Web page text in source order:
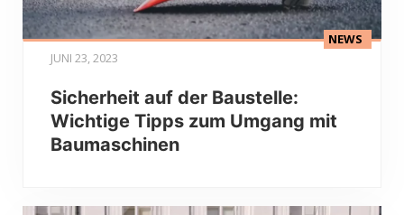
JUNI 23, 2023
NEWS
Sicherheit auf der Baustelle:
Wichtige Tipps zum Umgang mit
Baumaschinen